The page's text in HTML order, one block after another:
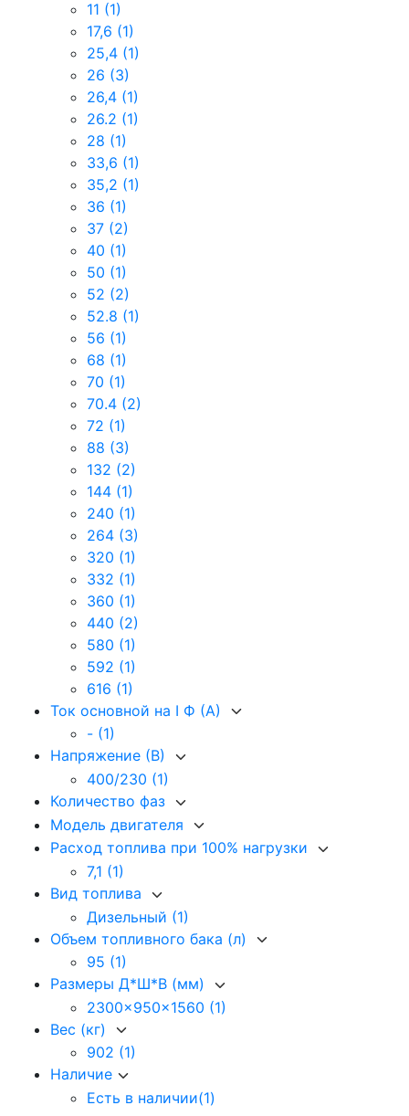
11 (1)
17,6 (1)
25,4 (1)
26 (3)
26,4 (1)
26.2 (1)
28 (1)
33,6 (1)
35,2 (1)
36 (1)
37 (2)
40 (1)
50 (1)
52 (2)
52.8 (1)
56 (1)
68 (1)
70 (1)
70.4 (2)
72 (1)
88 (3)
132 (2)
144 (1)
240 (1)
264 (3)
320 (1)
332 (1)
360 (1)
440 (2)
580 (1)
592 (1)
616 (1)
Ток основной на I Ф (А)
- (1)
Напряжение (В)
400/230 (1)
Количество фаз
Модель двигателя
Расход топлива при 100% нагрузки
7,1 (1)
Вид топлива
Дизельный (1)
Объем топливного бака (л)
95 (1)
Размеры Д*Ш*В (мм)
2300x950x1560 (1)
Вес (кг)
902 (1)
Наличие
Есть в наличии(1)